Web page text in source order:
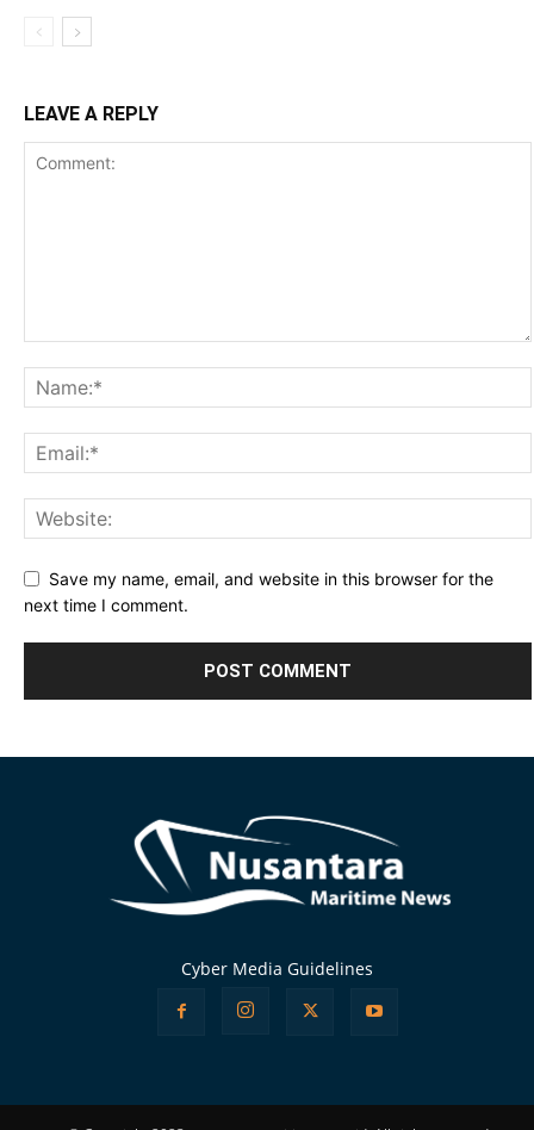
LEAVE A REPLY
Save my name, email, and website in this browser for the
next time I comment.
Cyber Media Guidelines